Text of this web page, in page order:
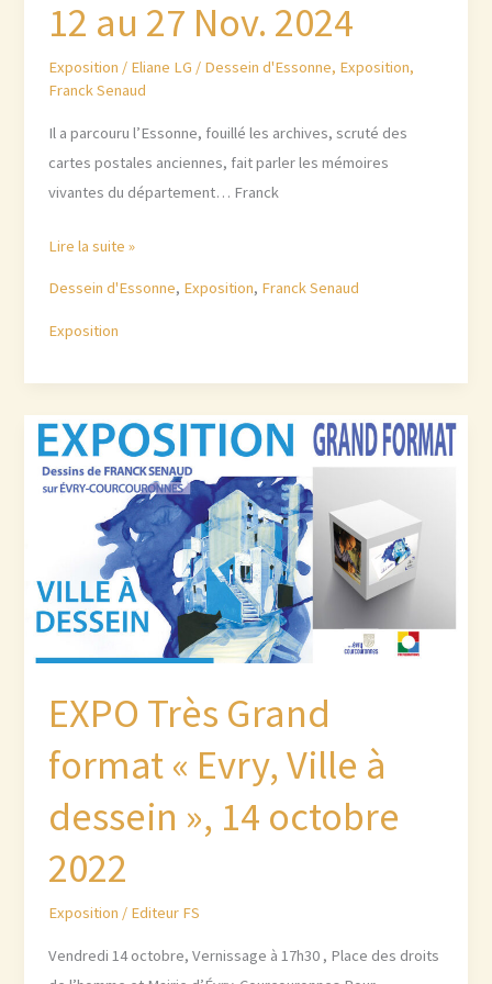
12 au 27 Nov. 2024
Exposition / Eliane LG / Dessein d'Essonne, Exposition,
Franck Senaud
Il a parcouru l’Essonne, fouillé les archives, scruté des
cartes postales anciennes, fait parler les mémoires
vivantes du département… Franck
EXPOSITION
à
Châtel,
du
12
2024
Lire la suite »
Dessein d'Essonne, Exposition, Franck Senaud
Exposition
EXPO Très Grand
format « Evry, Ville à
dessein », 14 octobre
2022
Exposition / Editeur FS
Vendredi 14 octobre, Vernissage à 17h30 , Place des droits